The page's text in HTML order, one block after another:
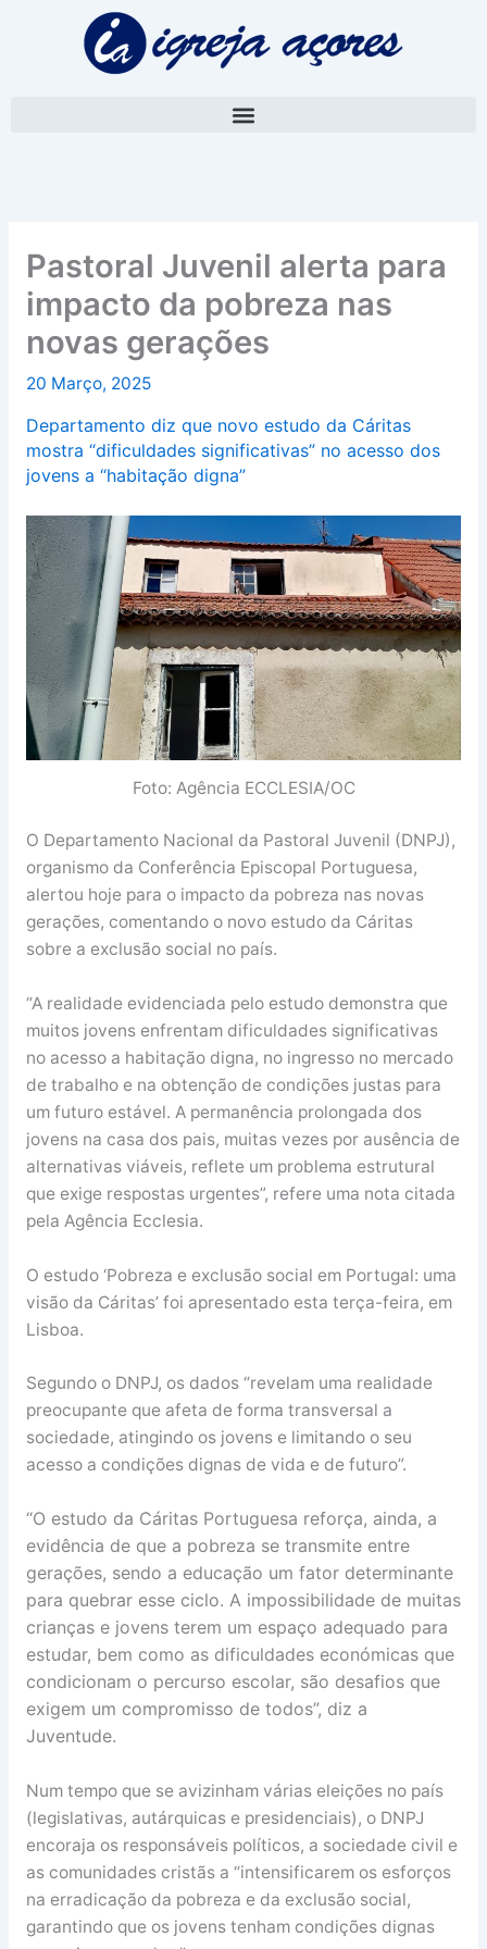
Pastoral Juvenil alerta para
impacto da pobreza nas
novas gerações
20 Março, 2025
Departamento diz que novo estudo da Cáritas
mostra “dificuldades significativas” no acesso dos
jovens a “habitação digna”
Foto: Agência ECCLESIA/OC
O Departamento Nacional da Pastoral Juvenil (DNPJ),
organismo da Conferência Episcopal Portuguesa,
alertou hoje para o impacto da pobreza nas novas
gerações, comentando o novo estudo da Cáritas
sobre a exclusão social no país.
“A realidade evidenciada pelo estudo demonstra que
muitos jovens enfrentam dificuldades significativas
no acesso a habitação digna, no ingresso no mercado
de trabalho e na obtenção de condições justas para
um futuro estável. A permanência prolongada dos
jovens na casa dos pais, muitas vezes por ausência de
alternativas viáveis, reflete um problema estrutural
que exige respostas urgentes”, refere uma nota citada
pela Agência Ecclesia.
O estudo ‘Pobreza e exclusão social em Portugal: uma
visão da Cáritas’ foi apresentado esta terça-feira, em
Lisboa.
Segundo o DNPJ, os dados “revelam uma realidade
preocupante que afeta de forma transversal a
sociedade, atingindo os jovens e limitando o seu
acesso a condições dignas de vida e de futuro”.
“O estudo da Cáritas Portuguesa reforça, ainda, a
evidência de que a pobreza se transmite entre
gerações, sendo a educação um fator determinante
para quebrar esse ciclo. A impossibilidade de muitas
crianças e jovens terem um espaço adequado para
estudar, bem como as dificuldades económicas que
condicionam o percurso escolar, são desafios que
exigem um compromisso de todos”, diz a
Juventude.
Num tempo que se avizinham várias eleições no país
(legislativas, autárquicas e presidenciais), o DNPJ
encoraja os responsáveis políticos, a sociedade civil e
as comunidades cristãs a “intensificarem os esforços
na erradicação da pobreza e da exclusão social,
garantindo que os jovens tenham condições dignas